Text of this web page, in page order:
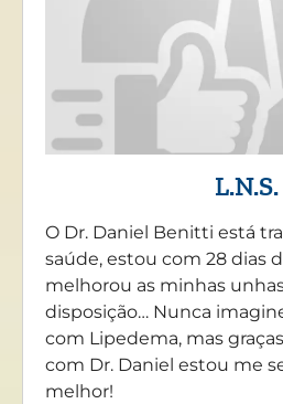
L.N.S.
O Dr. Daniel Benitti está
saúde, estou com 28 dias
melhorou as minhas
disposição… Nunca
com Lipedema, mas
com Dr. Daniel estou me
melhor!